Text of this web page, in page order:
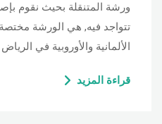
ورشة المتنقلة بحيث نقوم
تتواجد فيه, هي الورشة
الألمانية والأوروبية في الرياض
قراءة المزيد